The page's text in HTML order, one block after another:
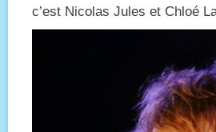
c’est Nicolas Jules et Chloé